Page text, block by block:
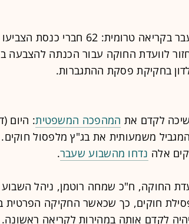
לוועדת החוקה עבור הכנתה להצבעה
בחקיקת פסקת ההתגברות.
לקדם את המהפכה המשפטית: היום
אלה נדחו מהשבוע שעבר.
החוקה, ח"כ שמחה רוטמן, ניהל השבוע
חוקים, כך שכאשר החקיקה הפרטית
לקדם אותה במהירות לקריאה ראשונה.